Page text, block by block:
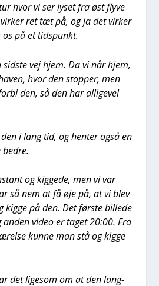
hvor vi ser lyset fra øst fly­ve
ret tæt på, og ja det vir­ker
på et tids­punkt.
sid­ste vej hjem. Da vi når hjem,
hvor den stop­per, men
den, så den har alli­ge­vel
i lang tid, og hen­ter også en
og kig­ge­de, men vi var
så nem at få øje på, at vi blev
kig­ge på den. Det før­ste bil­le­de
video er taget 20:00. Fra
kun­ne man stå og kig­ge
det lige­som om at den lang­